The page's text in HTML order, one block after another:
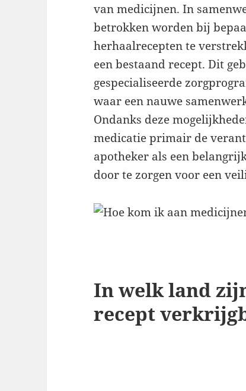
van medicijnen. In
betrokken worden bij
herhaalrecepten te
een bestaand recept. Dit
gespecialiseerde
waar een nauwe
Ondanks deze
medicatie primair de
apotheker als een
door te zorgen voor een
In welk land
recept